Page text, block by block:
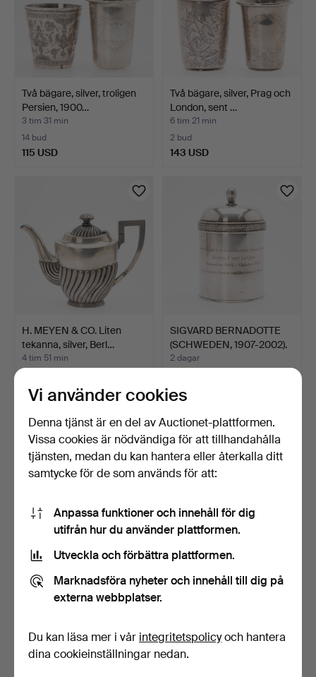
Två bägare, silver, troligen
Persien, 1900…
3 tim 31 min
14 bud
115 USD
Två bägare, silver, Prag och
London, sent …
6 tim 21 min
2 bud
143 USD
H. MEYEN & CO. Liten
tekanna, silver, Berl…
4 tim 51 min
347 USD
SIGVARD BERNADOTTE
(SCHWEDEN, 1907-2002).
…
2 dagar
288 USD
kordelrand, sil…
sockerskål och grädds…
Vi använder cookies
Denna tjänst är en del av Auctionet-plattformen.
Vissa cookies är nödvändiga för att tillhandahålla
tjänsten, medan du kan hantera eller återkalla ditt
samtycke för de som används för att:
Anpassa funktioner och innehåll för dig
utifrån hur du använder plattformen.
Utveckla och förbättra plattformen.
Marknadsföra nyheter och innehåll till dig på
externa webbplatser.
Du kan läsa mer i vår integritetspolicyoch hantera
dina cookieinställningar nedan.